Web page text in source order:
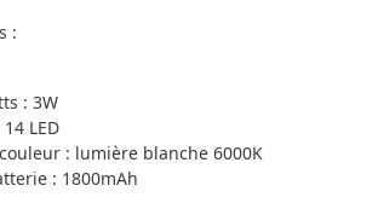
:
: 3W
LED
: lumière blanche 6000K
: 1800mAh